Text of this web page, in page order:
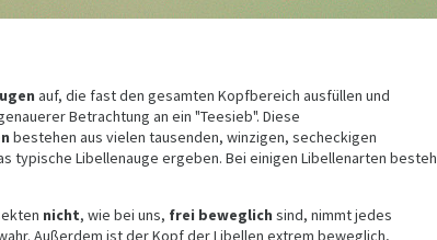
auf, die fast den gesamten Kopfbereich ausfüllen und
Betrachtung an ein "Teesieb". Diese
bestehen aus vielen tausenden, winzigen, secheckigen
typische Libellenauge ergeben. Bei einigen Libellenarten
nicht, wie bei uns, frei beweglich sind, nimmt jedes
Außerdem ist der Kopf der Libellen extrem beweglich,